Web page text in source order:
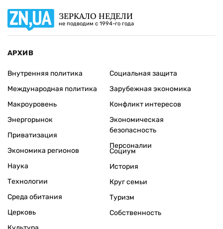
ЗЕРКАЛО НЕДЕЛИ
не подводим с 1994-го года
АРХИВ
Внутренняя политика
Международная политика
Макроуровень
Энергорынок
Приватизация
Экономика регионов
Социальная защита
Зарубежная экономика
Конфликт интересов
Экономическая
безопасность
Персоналии
Наука
Технологии
Среда обитания
Церковь
Социум
История
Круг семьи
Туризм
Собственность